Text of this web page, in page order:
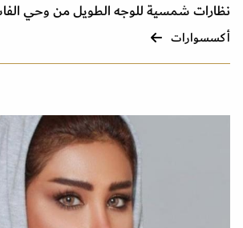
نظارات شمسية للوجه الطويل من وحي
أكسسوارات